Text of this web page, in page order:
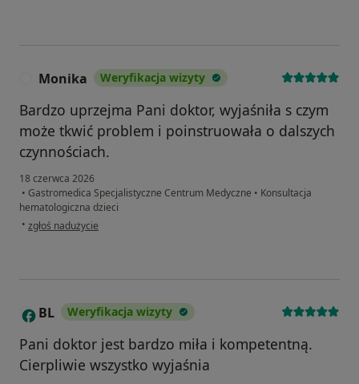
Monika Weryfikacja wizyty
Bardzo uprzejma Pani doktor, wyjaśniła s czym
może tkwić problem i poinstruowała o dalszych
czynnościach.
18 czerwca 2026
• Gastromedica Specjalistyczne Centrum Medyczne • Konsultacja
hematologiczna dzieci
• w opinii użytkownika Monika
zgłoś nadużycie
B BL Weryfikacja wizyty
Pani doktor jest bardzo miła i kompetentną.
Cierpliwie wszystko wyjaśnia